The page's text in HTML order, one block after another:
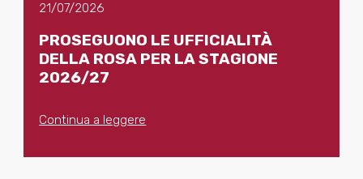
21/07/2026
PROSEGUONO LE UFFICIALITÀ
DELLA ROSA PER LA STAGIONE
2026/27
Continua a leggere